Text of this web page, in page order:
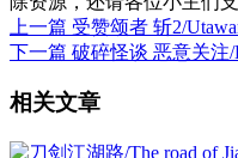
上一篇 受赞颂者 斩2/
下一篇 破碎怪谈 恶意关注
相关文章